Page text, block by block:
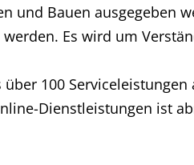
und Bauen ausgegeben
Es wird um
100
Dienstleistungen ist